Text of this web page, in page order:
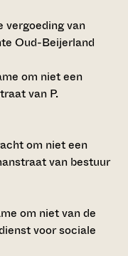
vergoeding van
Oud-Beijerland
om niet een
van P.
om niet een
van bestuur
om niet van de
voor sociale